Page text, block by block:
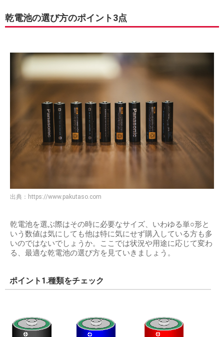
乾電池の選び方のポイント3点
出典： https://www.pakutaso.com
乾電池を選ぶ際はその時に必要なサイズ、いわゆる単○形と
いう数値は気にしても他は特に気にせず購入している方も多
いのではないでしょうか。ここでは状況や用途に応じて変わ
る、最適な乾電池の選び方を見ていきましょう。
ポイント1.種類をチェック